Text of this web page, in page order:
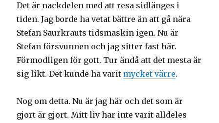
Det är nackdelen med att resa sidlänges i
tiden. Jag borde ha vetat bättre än att gå nära
Stefan Saurkrauts tidsmaskin igen. Nu är
Stefan försvunnen och jag sitter fast här.
Förmodligen för gott. Tur ändå att det mesta är
sig likt. Det kunde ha varit mycket värre.
Nog om detta. Nu är jag här och det som är
gjort är gjort. Mitt liv har inte varit alldeles